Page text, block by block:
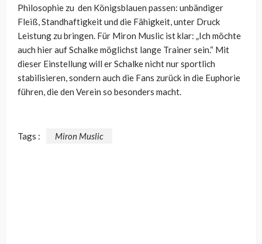
Philosophie zu den Königsblauen passen: unbändiger
Fleiß, Standhaftigkeit und die Fähigkeit, unter Druck
Leistung zu bringen. Für Miron Muslic ist klar: „Ich möchte
auch hier auf Schalke möglichst lange Trainer sein.“ Mit
dieser Einstellung will er Schalke nicht nur sportlich
stabilisieren, sondern auch die Fans zurück in die Euphorie
führen, die den Verein so besonders macht.
Tags : Miron Muslic